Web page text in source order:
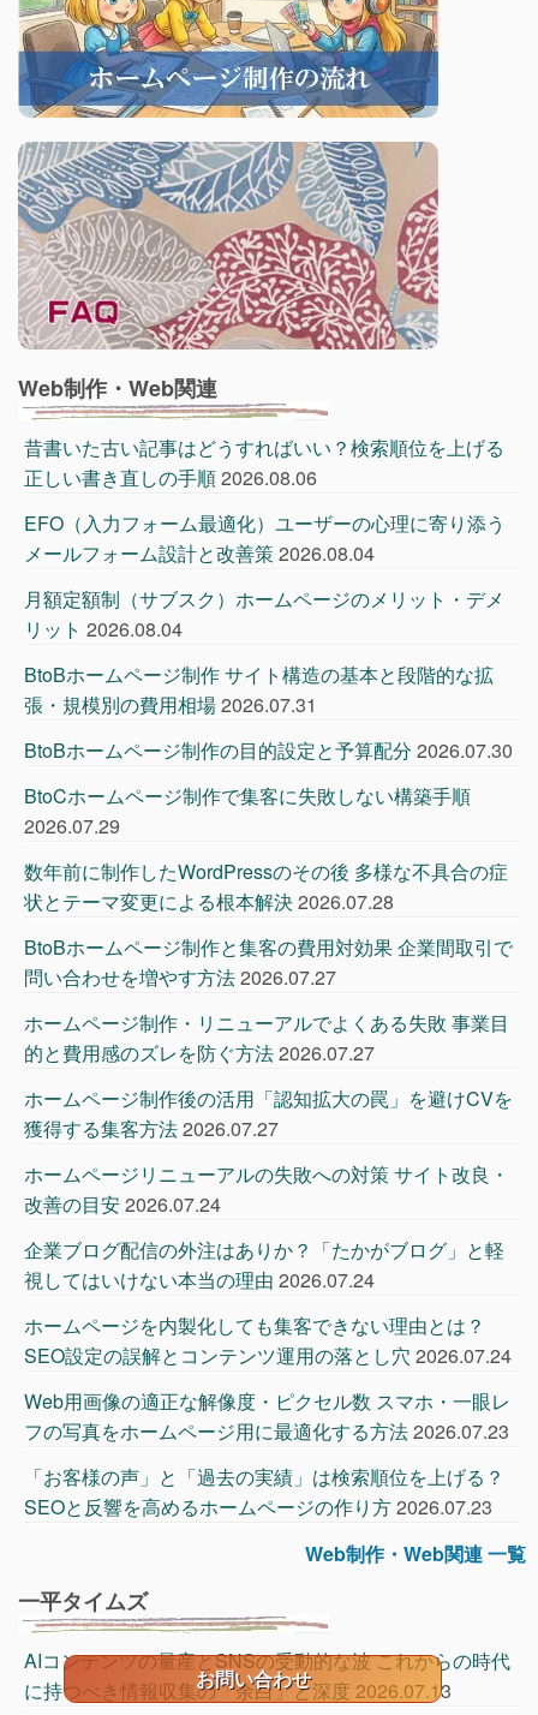
Web制作・Web関連
昔書いた古い記事はどうすればいい？検索順位を上げる
正しい書き直しの手順2026.08.06
EFO（入力フォーム最適化）ユーザーの心理に寄り添う
メールフォーム設計と改善策2026.08.04
月額定額制（サブスク）ホームページのメリット・デメ
リット 2026.08.04
BtoBホームページ制作 サイト構造の基本と段階的な拡
張・規模別の費用相場2026.07.31
BtoBホームページ制作の目的設定と予算配分 2026.07.30
BtoCホームページ制作で集客に失敗しない構築手順
2026.07.29
数年前に制作したWordPressのその後 多様な不具合の症
状とテーマ変更による根本解決2026.07.28
BtoBホームページ制作と集客の費用対効果 企業間取引で
問い合わせを増やす方法2026.07.27
ホームページ制作・リニューアルでよくある失敗 事業目
的と費用感のズレを防ぐ方法2026.07.27
ホームページ制作後の活用「認知拡大の罠」を避けCVを
獲得する集客方法2026.07.27
ホームページリニューアルの失敗への対策 サイト改良・
改善の目安2026.07.24
企業ブログ配信の外注はありか？「たかがブログ」と軽
視してはいけない本当の理由 2026.07.24
ホームページを内製化しても集客できない理由とは？
SEO設定の誤解とコンテンツ運用の落とし穴 2026.07.24
Web用画像の適正な解像度・ピクセル数 スマホ・一眼レ
フの写真をホームページ用に最適化する方法2026.07.23
「お客様の声」と「過去の実績」は検索順位を上げる？
SEOと反響を高めるホームページの作り方2026.07.23
Web制作・Web関連 一覧
一平タイムズ
AIコンテンツの量産とSNSの受動的な波 これからの時代
に持つべき情報収集の「余白」と深度 2026.07.13
お問い合わせ